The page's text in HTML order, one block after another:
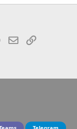
WhatsApp
E-postaLink